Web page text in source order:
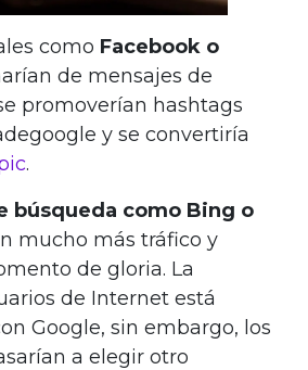
como Facebook o
de mensajes de
promoverían hashtags
y se convertiría
.
búsqueda como Bing o
mucho más tráfico y
de gloria. La
de Internet está
Google, sin embargo, los
a elegir otro